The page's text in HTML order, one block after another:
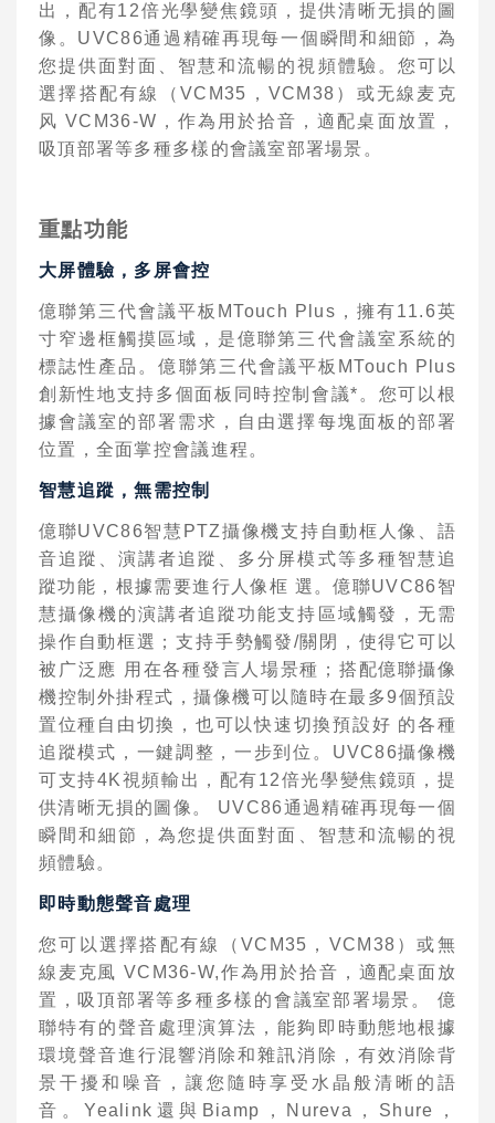
出，配有12倍光學變焦鏡頭，提供清晰⽆損的圖
像。 UVC86通過精確再現每⼀個瞬間和細節，為
您提供⾯對⾯
、智慧和流暢的視頻體驗。您可以
選擇搭配有線（VCM35 ， VCM38 ）或⽆線 ⻨ 克
⻛ VCM36-W ，作為 ⽤於拾⾳ ，適配桌 ⾯放置，
吸頂部署等多種多樣的會議室部署場景。
重點功能
⼤屏體驗，多屏會控
億聯第三代會議平板 MTouch Plus ，擁有11.6英
⼨窄邊框觸摸區域，是億聯第三代會議室系統的
標誌性產品。億聯第三代會議平板 MTouch Plus
創新性地⽀持多個⾯板同時控制會議* 。您可以根
據會議室的部署需求， ⾃ 由選擇每塊⾯板的部署
位置， 全⾯掌控會議進程。
智慧追蹤，無需控制
億聯UVC86智慧 PTZ攝像機⽀持 ⾃動框 ⼈像、語
⾳追蹤、演講者追蹤、多分屏模式等多種智慧追
蹤功能，根據需要進⾏⼈像框 選。億聯UVC86 智
慧攝像機的演講者追蹤功能⽀持區域觸發， ⽆需
操作 ⾃動框選； ⽀持⼿勢觸發/關閉，使得它可以
被 ⼴泛應 ⽤ 在各種發⾔⼈ 場景種；搭配億聯攝像
機控制外掛程式，攝像機可以隨時在最多9個預設
置位種 ⾃ 由切換，也可以快速切換預設好 的各種
追蹤模式， ⼀鍵調整， ⼀ 步到位。 UVC86攝像機
可⽀持4K視頻輸出，配有12倍光學變焦鏡頭，提
供清晰⽆損的圖像。 UVC86通過精確再現每⼀個
瞬間和細節，為您提供⾯對⾯
、智慧和流暢的視
頻體驗。
即時動態聲⾳處理
您可以選擇搭配有線（ VCM35 ， VCM38 ）或無
線 ⻨克風 VCM36-W,作為 ⽤於拾⾳ ，適配桌⾯放
置，吸頂部署等多種多樣的會議室部署場景。 億
聯特有的聲⾳ 處理演算法，能夠即時動態地根據
環境聲⾳進⾏混響消除和雜訊消除，有效消除背
景⼲擾和噪 ⾳ ，讓您隨時享受 ⽔ 晶般清晰的語
⾳ 。Yealink 還與 Biamp ， Nureva ， Shure ，